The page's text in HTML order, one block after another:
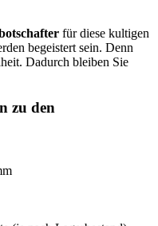
für diese kultigen
begeistert sein. Denn
Dadurch bleiben Sie
zu den